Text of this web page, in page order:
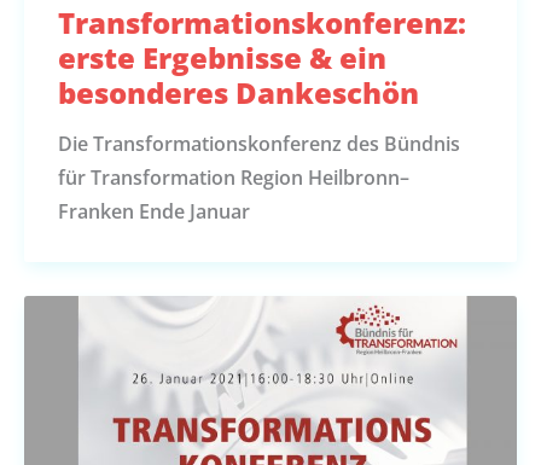
Transformationskonferenz:
erste Ergebnisse & ein
besonderes Dankeschön
Die Transformationskonferenz des Bündnis
für Transformation Region Heilbronn–
Franken Ende Januar